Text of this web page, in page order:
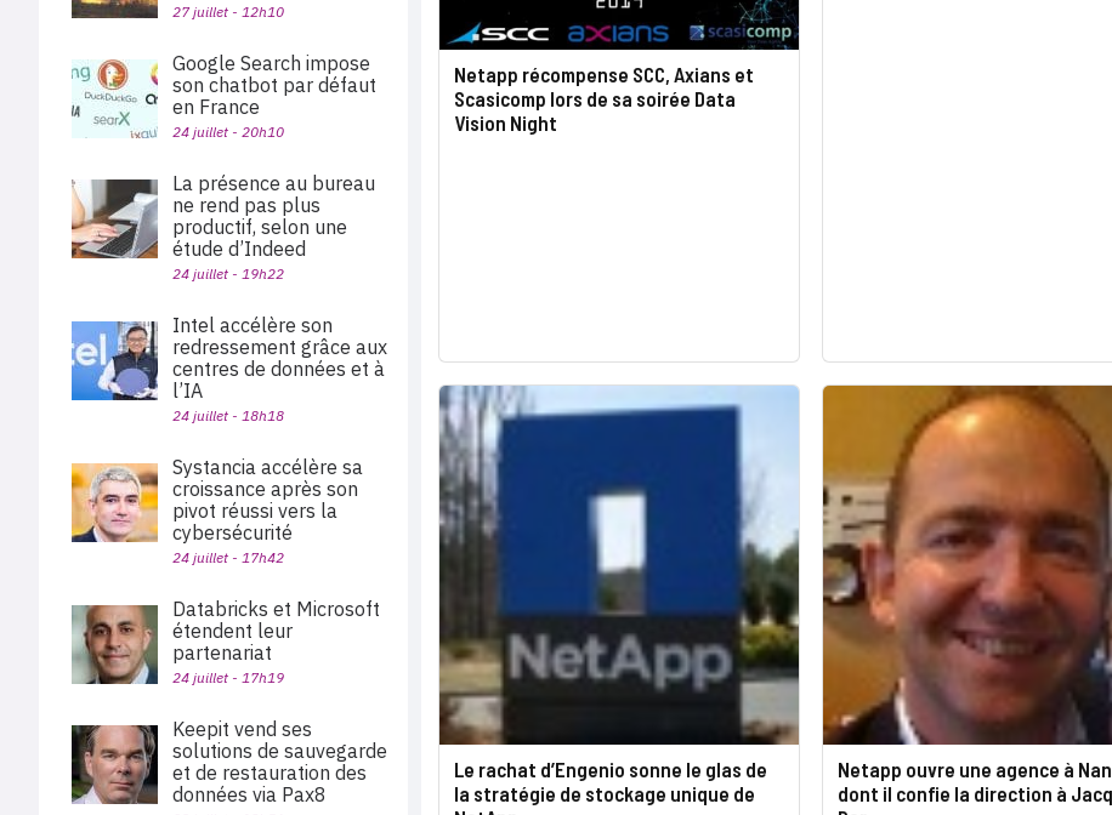
Netapp récompense SCC, Axians et
Scasicomp lors de sa soirée Data
Vision Night
Le rachat d’Engenio sonne le glas de
la stratégie de stockage unique de
Netapp ouvre une agence à
dont il confie la direction à
27 juillet - 12h10
Google Search impose
son chatbot par défaut
en France
24 juillet - 20h10
La présence au bureau
ne rend pas plus
productif, selon une
étude d’Indeed
24 juillet - 19h22
Intel accélère son
redressement grâce aux
centres de données et à
l’IA
24 juillet - 18h18
Systancia accélère sa
croissance après son
pivot réussi vers la
cybersécurité
24 juillet - 17h42
Databricks et Microsoft
étendent leur
partenariat
24 juillet - 17h19
Keepit vend ses
solutions de sauvegarde
et de restauration des
données via Pax8